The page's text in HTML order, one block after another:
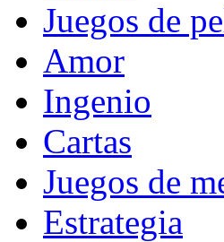
Juegos de
Amor
Ingenio
Cartas
Juegos de
Estrategia